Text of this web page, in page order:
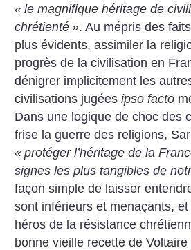
« le magnifique héritage de
chrétienté ». Au mépris des
plus évidents, assimiler la
progrès de la civilisation en
dénigrer implicitement les
civilisations jugéesipso facto
Dans une logique de choc des
frise la guerre des religions,
« protéger l’héritage de la
signes les plus tangibles de
façon simple de laisser
sont inférieurs et menaçants, et
héros de la résistance
bonne vieille recette de Voltaire